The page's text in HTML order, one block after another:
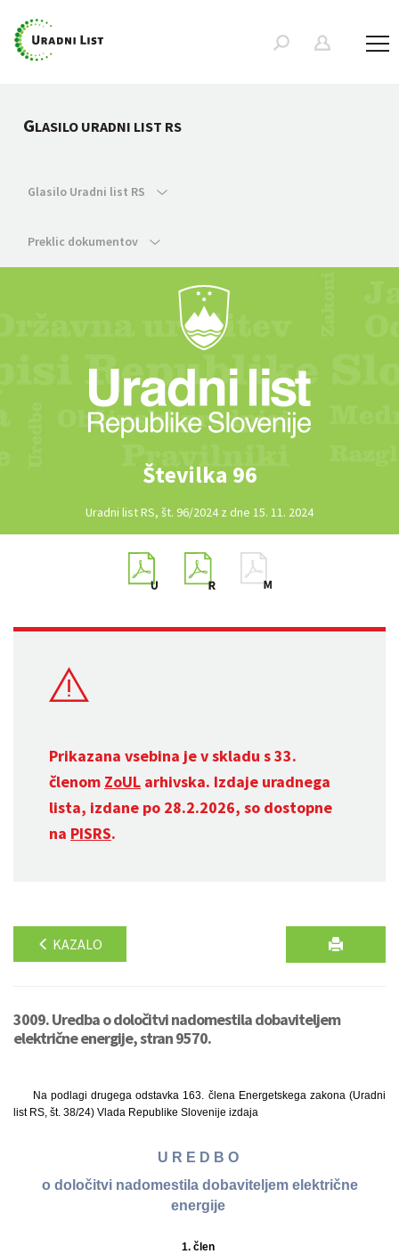
GLASILO URADNI LIST RS
Glasilo Uradni list RS
Preklic dokumentov
Številka 96
Uradni list RS, št. 96/2024 z dne 15. 11. 2024
Prikazana vsebina je v skladu s 33.
členom ZoUL arhivska. Izdaje uradnega
lista, izdane po 28.2.2026, so dostopne
na PISRS.
KAZALO
3009. Uredba o določitvi nadomestila dobaviteljem
električne energije, stran 9570.
Na podlagi drugega odstavka 163. člena Energetskega zakona (Uradni
list RS, št. 38/24) Vlada Republike Slovenije izdaja
U R E D B O
o določitvi nadomestila dobaviteljem električne
energije
1. člen